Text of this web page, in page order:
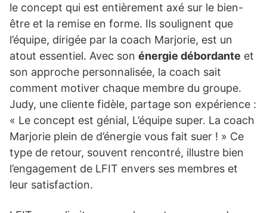
le concept qui est entièrement axé sur le bien-
être et la remise en forme. Ils soulignent que
l’équipe, dirigée par la coach Marjorie, est un
atout essentiel. Avec son énergie débordante et
son approche personnalisée, la coach sait
comment motiver chaque membre du groupe.
Judy, une cliente fidèle, partage son expérience :
« Le concept est génial, L’équipe super. La coach
Marjorie plein de d’énergie vous fait suer ! » Ce
type de retour, souvent rencontré, illustre bien
l’engagement de LFIT envers ses membres et
leur satisfaction.